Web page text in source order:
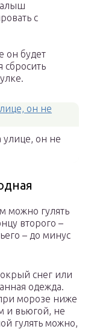
с
он будет
сбросить
улице, он не
можно гулять
второго –
– до минус
снег или
одежда.
морозе ниже
и вьюгой, не
гулять можно,